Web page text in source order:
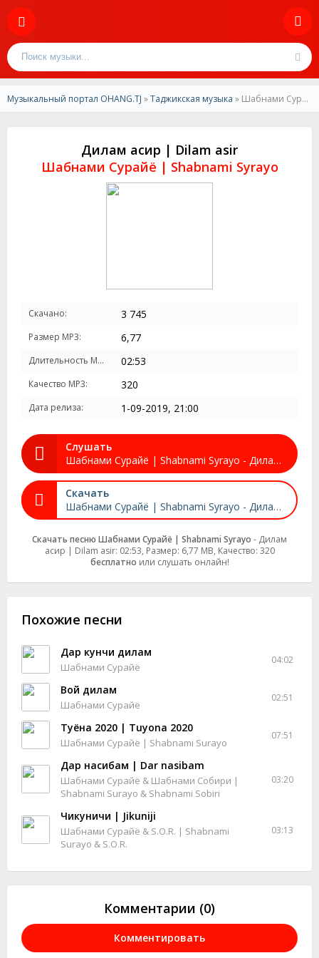
Музыкальный портал OHANG.TJ »Таджикская музыка » Шабнами Сурайё-Дилам асир | Shabnami Surayo-Dilam asir
Дилам асир | Dilam asir
Шабнами Сурайё | Shabnami Syrayo
Скачано: 3 745
Размер MP3: 6,77
Длительность MP3: 02:53
Качество MP3: 320
Дата релиза: 1-09-2019, 21:00
Слушать
Шабнами Сурайё | Shabnami Syrayo - Дилам асир | Dilam asir
Скачать
Шабнами Сурайё | Shabnami Syrayo - Дилам асир | Dilam asir
Скачать песню Шабнами Сурайё | Shabnami Syrayo - Дилам
асир | Dilam asir: 02:53, Размер: 6,77 MB, Качество: 320
бесплатно или слушать онлайн!
Похожие песни
Дар кунчи дилам
Шабнами Сурайё
04:02
Вой дилам
Шабнами Сурайё
02:51
Туёна 2020 | Tuyona 2020
Шабнами Сурайё | Shabnami Surayo
07:51
Дар насибам | Dar nasibam
Шабнами Сурайё & Шабнами Собири |
Shabnami Surayo & Shabnami Sobiri
03:20
Чикуничи | Jikuniji
Шабнами Сурайё & S.O.R. | Shabnami
Surayo & S.O.R.
03:13
Комментарии (0)
Комментировать